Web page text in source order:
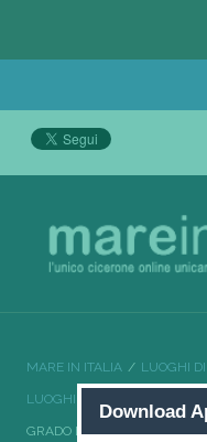
MARE IN ITALIA LUOGHI
LUOGHI DI MARE DA
GRADO L’ISOLA DEL SOLE
Download